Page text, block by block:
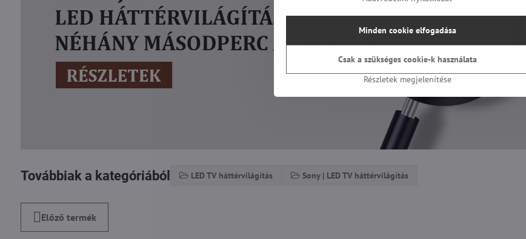
Továbbiak a kategóriából LED TV háttérvilágítás Sony | LED TV háttérvilágítás
Előző termék
Részletek megjelenítése
Minden cookie elfogadása
Csak a szükséges cookie-k használata